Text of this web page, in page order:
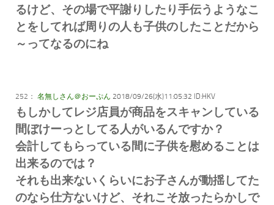
るけど、その場で平謝りしたり手伝うようなこ
とをしてれば周りの人も子供のしたことだから
～ってなるのにね
252： 名無しさん＠おーぷん 2018/09/26(水)11:05:32 ID:HKV
もしかしてレジ店員が商品をスキャンしている
間ぼけーっとしてる人がいるんですか？
会計してもらっている間に子供を慰めることは
出来るのでは？
それも出来ないくらいにお子さんが動揺してた
のなら仕方ないけど、それこそ放ったらかしで